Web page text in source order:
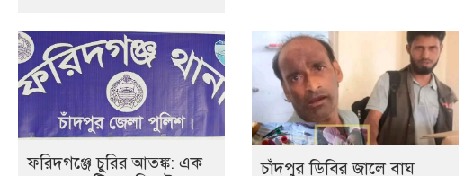
ফরিদগঞ্জে চুরির আতঙ্ক: এক
চাঁদপুর ডিবির জালে বাঘ